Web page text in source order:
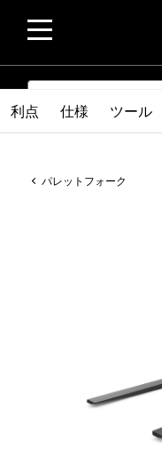
SEARCH
パレットフォーク
利点 仕様 ツール